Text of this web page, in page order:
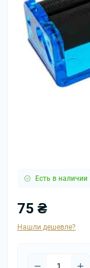
Есть в наличии
75 ₴
Нашли дешевле?